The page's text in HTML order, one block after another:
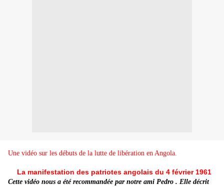
Une vidéo sur les débuts de la lutte de libération en Angola.
La manifestation des patriotes angolais du 4 février 1961
Cette vidéo nous a été recommandée par notre ami Pedro . Elle décrit